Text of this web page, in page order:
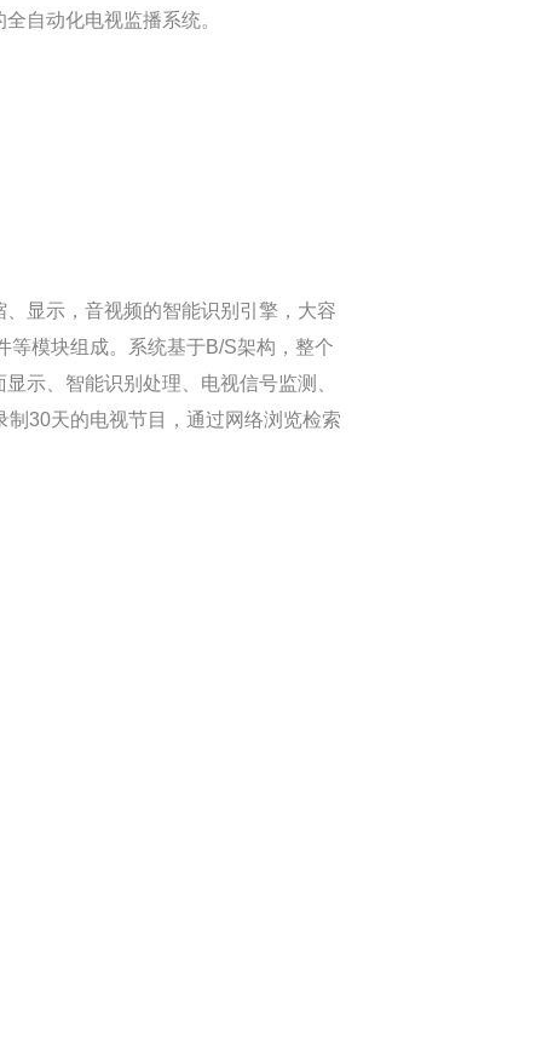
自动化电视监播系统。
显示，音视频的智能识别引擎，大容
等模块组成。系统基于B/S架构，整个
示、智能识别处理、电视信号监测、
30天的电视节目，通过网络浏览检索